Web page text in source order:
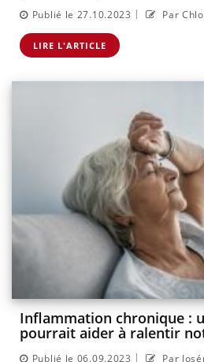
Publié le 27.10.2023 | Par
LIRE L'ARTICLE
Inflammation chronique :
pourrait aider à ralentir
Publié le 06.09.2023 | Par